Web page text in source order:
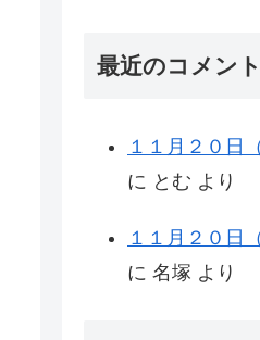
最近のコメント
１１月２０日
に とむ より
１１月２０日
に 名塚 より